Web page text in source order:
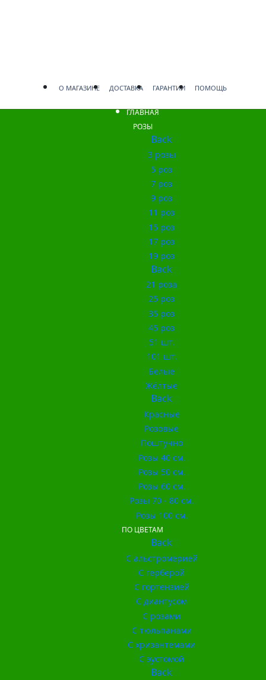
О МАГАЗИНЕ ДОСТАВКА ГАРАНТИИ ПОМОЩЬ
ГЛАВНАЯ
РОЗЫ
Back
3 розы
5 роз
7 роз
9 роз
11 роз
15 роз
17 роз
19 роз
Back
21 роза
25 роз
35 роз
45 роз
51 шт.
101 шт.
Белые
Жёлтые
Back
Красные
Розовые
Поштучно
Розы 40 см.
Розы 50 см.
Розы 60 см.
Розы 70 - 80 см.
Розы 100 см.
ПО ЦВЕТАМ
Back
С альстромерией
С герберой
С гортензией
С диантусом
С розами
С тюльпанами
С хризантемами
С эустомой
Back